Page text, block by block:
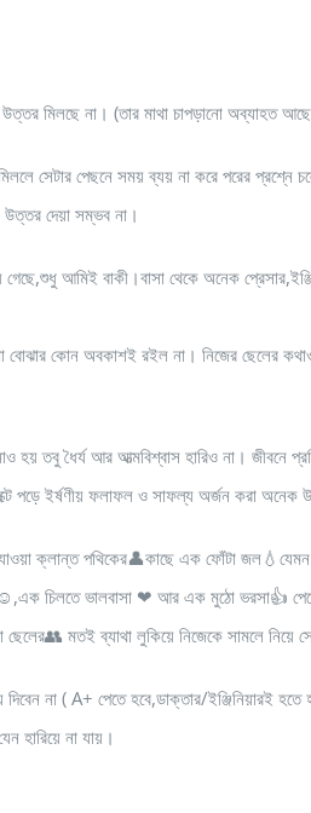
মিলছে না। (তার মাথা চাপড়ানো অব্যাহত
পেছনে সময় ব্যয় না করে পরের প্রশ্নে
উত্তর দেয়া সম্ভব না।
আমিই বাকী।বাসা থেকে অনেক
না বোঝার কোন অবকাশই রইল না। নিজের ছেলের
তবু ধৈর্য আর আত্মবিশ্বাস হারিও না। জীবনে
পড়ে ইর্ষণীয় ফলাফল ও সাফল্য অর্জন করা
ক্লান্ত পথিকের👤কাছে এক ফোঁটা
অভয়☺,এক চিলতে ভালবাসা ❤ আর এক মুঠো
মতই ব্যাথা লুকিয়ে নিজেকে সামলে নিয়ে
না ( A+ পেতে হবে,ডাক্তার/ইঞ্জিনিয়ারই
হারিয়ে না যায়।